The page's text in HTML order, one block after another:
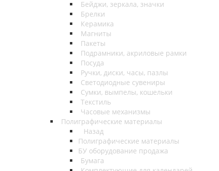
Бейджи, зеркала, значки
Брелки
Керамика
Магниты
Пакеты
Подрамники, акриловые рамки
Посуда
Ручки, диски, часы, пазлы
Светодиодные сувениры
Сумки, вымпелы, кошельки
Текстиль
Часовые механизмы
Полиграфические материалы
Назад
Полиграфические материалы
БУ оборудование продажа
Бумага